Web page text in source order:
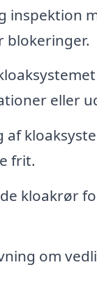
inspektion
blokeringer.
eller
af
frit.
kloakrør
om